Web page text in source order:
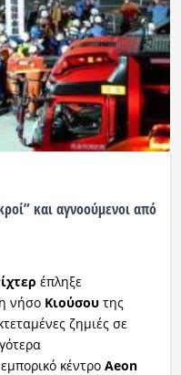
και αγνοούμενοι από
έπληξε
νήσο Κιούσουτης
ζημιές σε
κέντρο Aeon